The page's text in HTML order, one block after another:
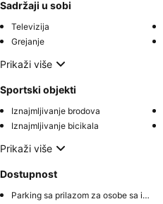
Sadržaji u sobi
Televizija
Grejanje
Prikaži više
Sportski objekti
Iznajmljivanje brodova
Iznajmljivanje bicikala
Prikaži više
Dostupnost
Parking sa prilazom za osobe sa invaliditetom